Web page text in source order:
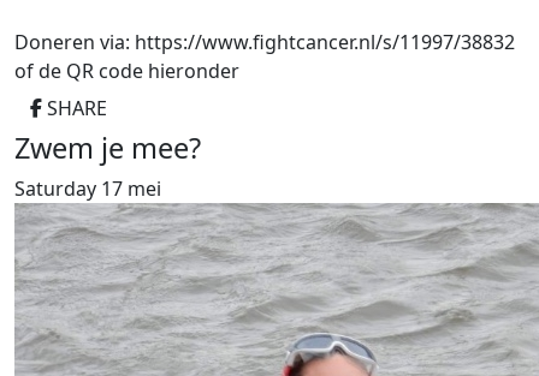
Doneren via: https://www.fightcancer.nl/s/11997/38832
of de QR code hieronder
SHARE
Zwem je mee?
Saturday 17 mei